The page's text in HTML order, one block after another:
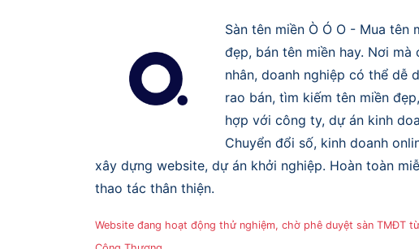
Sàn tên miền Ò Ó O - Mua tên
đẹp, bán tên miền hay. Nơi mà
nhân, doanh nghiệp có thể dễ
rao bán, tìm kiếm tên miền
hợp với công ty, dự án kinh
Chuyển đổi số, kinh doanh
xây dựng website, dự án khởi nghiệp. Hoàn toàn
thao tác thân thiện.
Website đang hoạt động thử nghiệm, chờ phê duyệt sàn TMĐT